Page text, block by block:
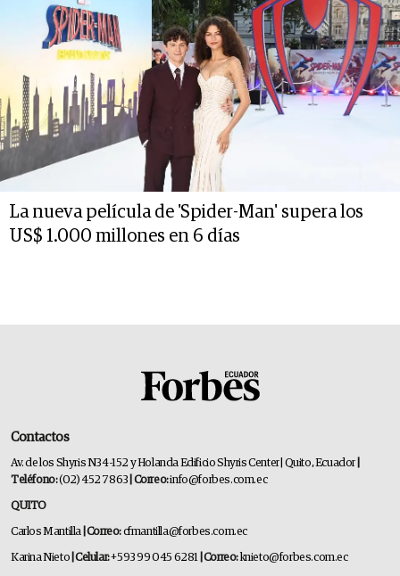
La nueva película de 'Spider-Man' supera los
US$ 1.000 millones en 6 días
Contactos
Av. de los Shyris N34-152 y Holanda Edificio Shyris Center | Quito, Ecuador
Teléfono:(02) 452 7863 | Correo:info@forbes.com.ec
QUITO
Carlos Mantilla | Correo:cfmantilla@forbes.com.ec
Karina Nieto | Celular:+593 99 045 6281 | Correo:knieto@forbes.com.ec